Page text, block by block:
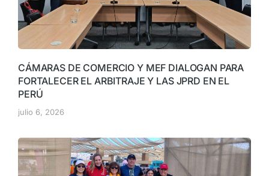
CÁMARAS DE COMERCIO Y MEF DIALOGAN PARA
FORTALECER EL ARBITRAJE Y LAS JPRD EN EL
PERÚ
julio 6, 2026